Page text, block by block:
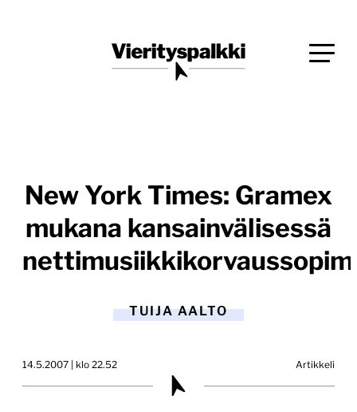
Vierityspalkki.fi
New York Times: Gramex
mukana kansainvälisessä
TUIJA AALTO
14.5.2007 | klo 22.52 Artikkeli